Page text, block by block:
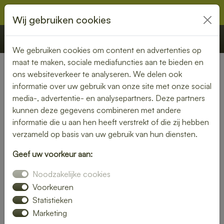
€ 0,00 Offerte Bestellen
Nederland»Drenthe» Vledder
Lunch laten bezorgen in
Vledder – gemak en kwaliteit
aan je deur
de keuken in? Laat je lunch bezorgen in Vledder en geniet
van een smaakvolle maaltijd zonder moeite. Of je nu kiest
voor een vers belegd broodje, een gezonde salade of een
warme maaltijd – wij brengen jouw lunch vers en op tijd bij
Wij gebruiken cookies
We gebruiken cookies om content en advertenties op
maat te maken, sociale mediafuncties aan te bieden en
ons websiteverkeer te analyseren. We delen ook
informatie over uw gebruik van onze site met onze social
media-, advertentie- en analysepartners. Deze partners
kunnen deze gegevens combineren met andere
informatie die u aan hen heeft verstrekt of die zij hebben
verzameld op basis van uw gebruik van hun diensten.
Geef uw voorkeur aan:
Noodzakelijke cookies
Voorkeuren
Statistieken
Marketing